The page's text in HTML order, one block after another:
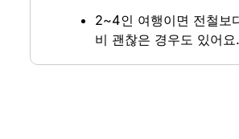
2~4인 여행이면 전철보
비 괜찮은 경우도 있어요.